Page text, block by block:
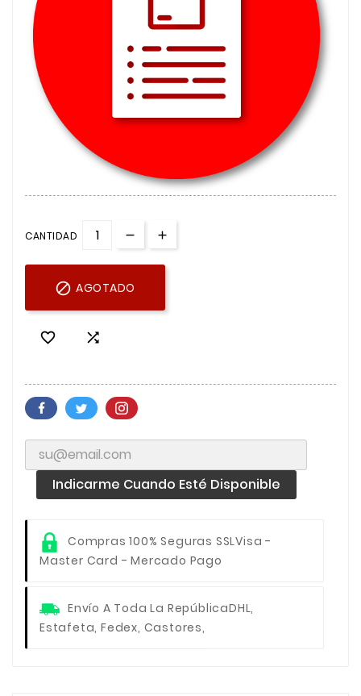
CANTIDAD
 AGOTADO
 
Indicarme Cuando Esté Disponible
Compras 100% Seguras SSLVisa -
Master Card - Mercado Pago
Envío A Toda La RepúblicaDHL,
Estafeta, Fedex, Castores,